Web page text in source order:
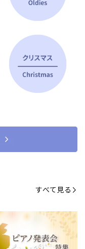
すべて見る